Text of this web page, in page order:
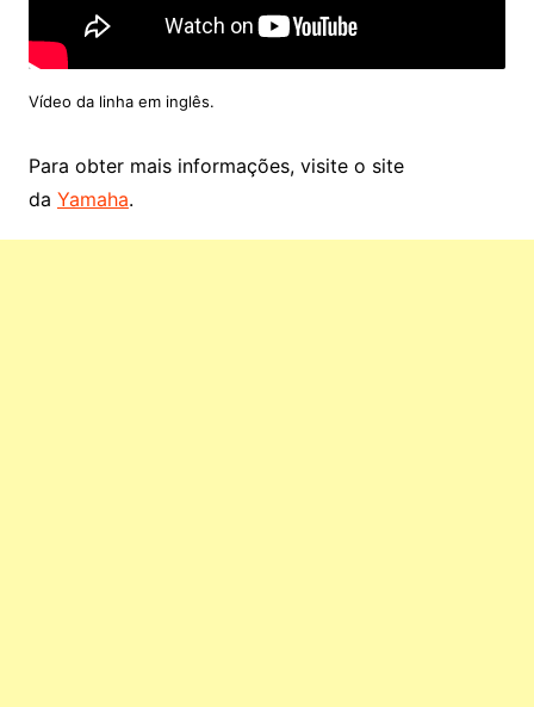
Vídeo da linha em inglês.
Para obter mais informações, visite o site
da Yamaha.